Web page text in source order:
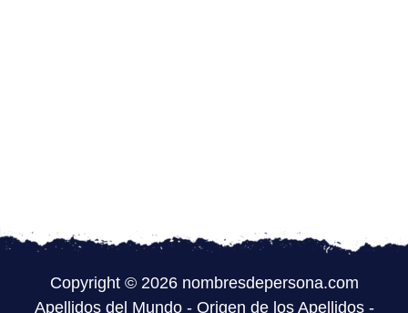
Copyright © 2026 nombresdepersona.com
Apellidos del Mundo- Origen de los Apellidos-